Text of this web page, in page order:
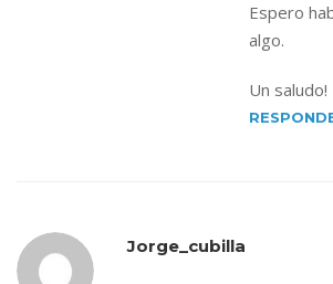
Espero
algo.
Un saludo!
Jorge_cubilla